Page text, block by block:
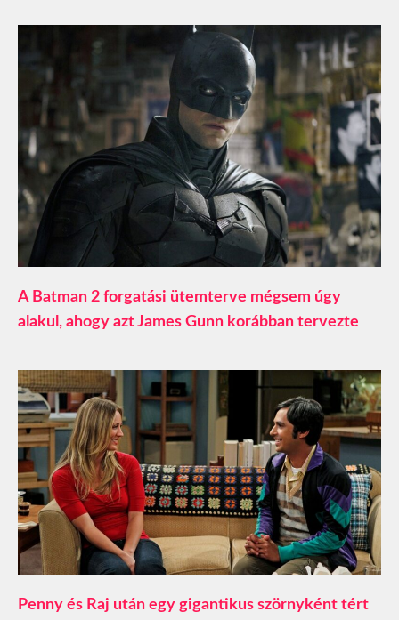
A Batman 2 forgatási ütemterve mégsem úgy
alakul, ahogy azt James Gunn korábban tervezte
Penny és Raj után egy gigantikus szörnyként tért